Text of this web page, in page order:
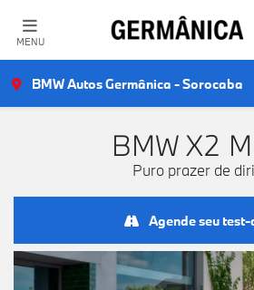
MENU
BMW Autos Germânica - Sorocaba
BMW X2
Puro prazer de
Agende seu